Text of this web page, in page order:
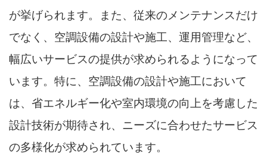
が挙げられます。また、従来のメンテナンスだけ
でなく、空調設備の設計や施工、運用管理など、
幅広いサービスの提供が求められるようになって
います。特に、空調設備の設計や施工において
は、省エネルギー化や室内環境の向上を考慮した
設計技術が期待され、ニーズに合わせたサービス
の多様化が求められています。